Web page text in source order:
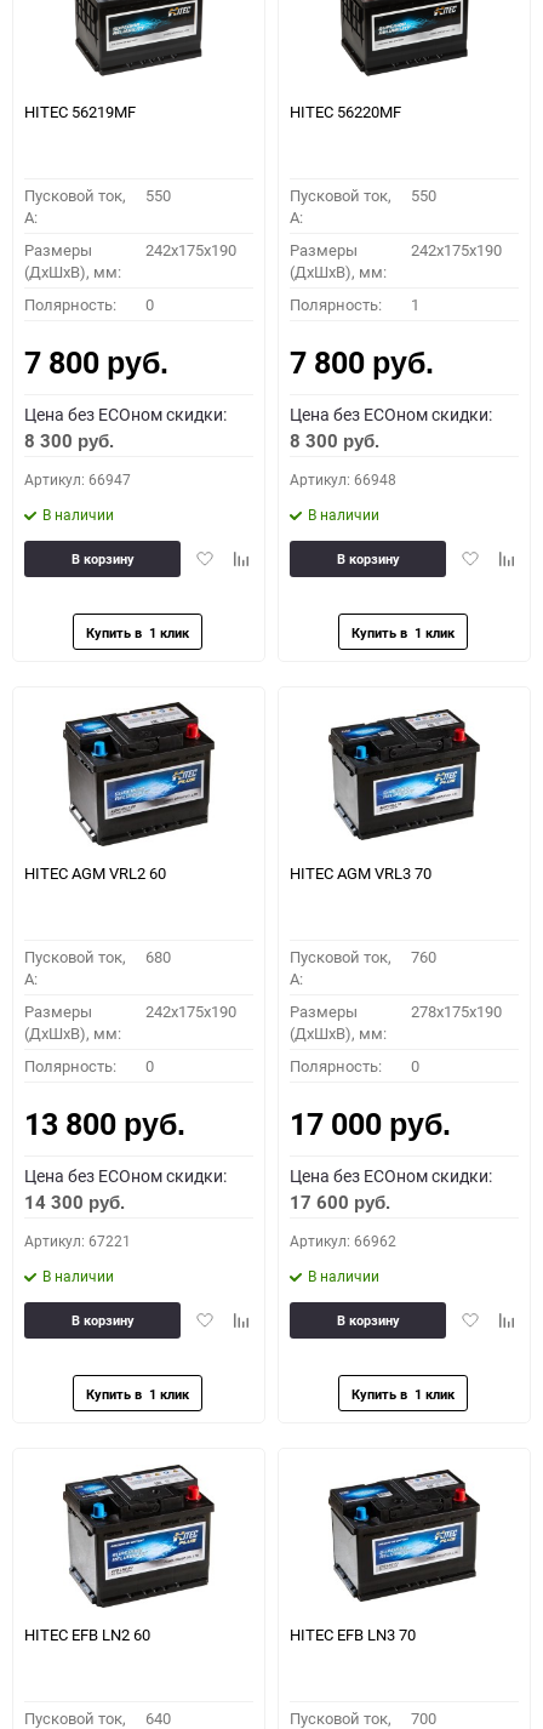
HITEC 56219MF
Пусковой ток,
A:
550
Размеры
(ДхШхВ), мм:
242x175x190
Полярность: 0
7 800 руб.
Цена без ECOном скидки:
8 300 руб.
Артикул: 66947
В наличии
ДобавитьДобавить
В корзину
HITEC 56220MF
Пусковой ток,
A:
550
Размеры
(ДхШхВ), мм:
242x175x190
Полярность: 1
7 800 руб.
Цена без ECOном скидки:
8 300 руб.
Артикул: 66948
В наличии
Добавить
В корзину
HITEC AGM VRL2 60
Пусковой ток,
A:
680
Размеры
(ДхШхВ), мм:
242x175x190
Полярность: 0
13 800 руб.
Цена без ECOном скидки:
14 300 руб.
Артикул: 67221
В наличии
ДобавитьДобавить
В корзину
HITEC AGM VRL3 70
Пусковой ток,
A:
760
Размеры
(ДхШхВ), мм:
278x175x190
Полярность: 0
17 000 руб.
Цена без ECOном скидки:
17 600 руб.
Артикул: 66962
В наличии
Добавить
В корзину
HITEC EFB LN2 60
Пусковой ток, 640
HITEC EFB LN3 70
Пусковой ток, 700